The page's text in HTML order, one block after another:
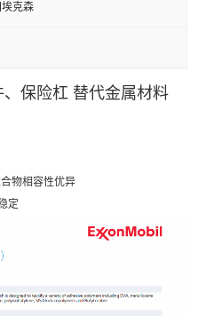
克森
保险杠 替代金属材料
物相容性优异
定